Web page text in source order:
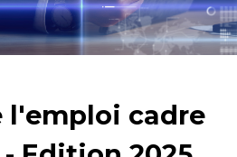
l'emploi cadre